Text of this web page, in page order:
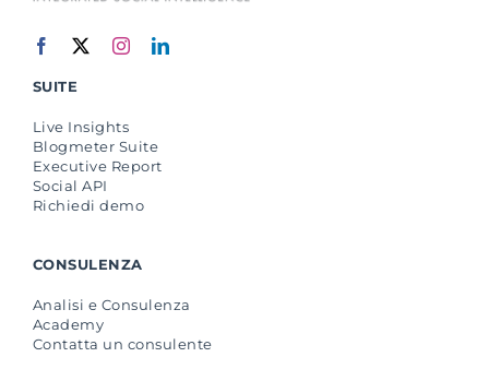
SUITE
Live Insights
Blogmeter Suite
Executive Report
Social API
Richiedi demo
CONSULENZA
Analisi e Consulenza
Academy
Contatta un consulente